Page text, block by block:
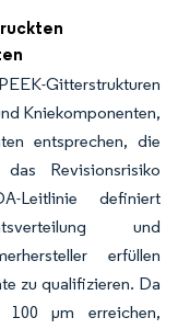
Gitterstrukturen
Kniekomponenten,
entsprechen, die
das Revisionsrisiko
Leitlinie definiert
und
erfüllen
zu qualifizieren. Da
100 µm erreichen,